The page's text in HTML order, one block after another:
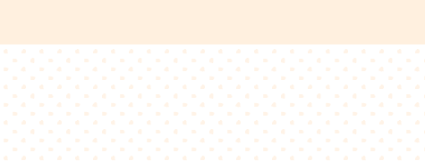
4.
個人情報の第三者への提供
当社は、次の場合を除き、ご本人の同意なしに個人情報を第三者に提供
することはありません。
ご本人の同意がある場合
法令に基づく場合
人の生命、身体または財産の保護のために必要がある場合であって、
本人の同意を得ることが困難である場合